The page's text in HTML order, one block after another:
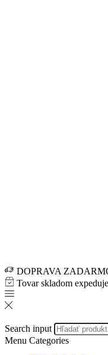
DOPRAVA
Tovar skladom
Search input
Menu Categories